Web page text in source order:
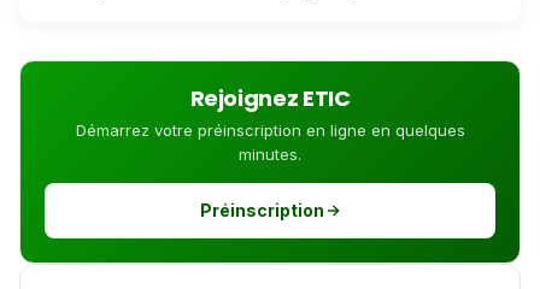
Rejoignez ETIC
Démarrez votre préinscription en ligne en quelques
minutes.
Préinscription